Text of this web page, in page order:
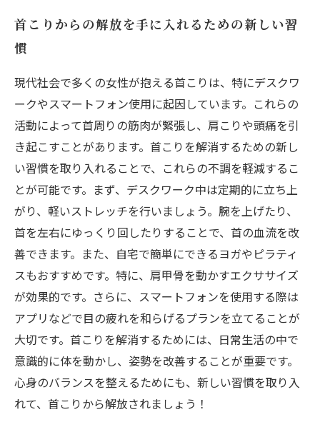
首こりからの解放を手に入れるための新しい習
慣
現代社会で多くの女性が抱える首こりは、特にデスクワ
ークやスマートフォン使用に起因しています。これらの
活動によって首周りの筋肉が緊張し、肩こりや頭痛を引
き起こすことがあります。首こりを解消するための新し
い習慣を取り入れることで、これらの不調を軽減するこ
とが可能です。まず、デスクワーク中は定期的に立ち上
がり、軽いストレッチを行いましょう。腕を上げたり、
首を左右にゆっくり回したりすることで、首の血流を改
善できます。また、自宅で簡単にできるヨガやピラティ
スもおすすめです。特に、肩甲骨を動かすエクササイズ
が効果的です。さらに、スマートフォンを使用する際は
アプリなどで目の疲れを和らげるプランを立てることが
大切です。首こりを解消するためには、日常生活の中で
意識的に体を動かし、姿勢を改善することが重要です。
心身のバランスを整えるためにも、新しい習慣を取り入
れて、首こりから解放されましょう！